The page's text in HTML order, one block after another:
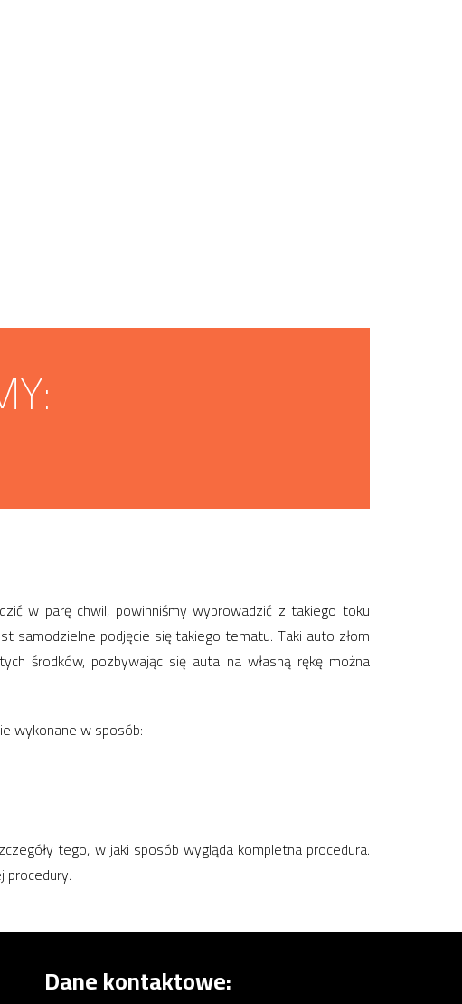
w parę chwil, powinniśmy wyprowadzić z takiego toku
samodzielne podjęcie się takiego tematu. Taki auto złom
środków, pozbywając się auta na własną rękę można
wykonane w sposób:
tego, w jaki sposób wygląda kompletna procedura.
procedury.
Dane kontaktowe: